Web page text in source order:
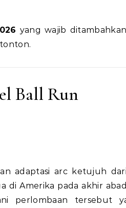
yang wajib
Ball Run
adaptasi arc ketujuh
Amerika pada akhir
perlombaan tersebut